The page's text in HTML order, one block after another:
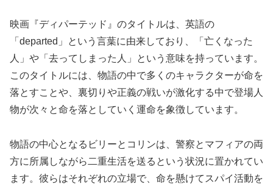
映画『ディパーテッド』のタイトルは、英語の
「departed」という言葉に由来しており、「亡くなった
人」や「去ってしまった人」という意味を持っています。
このタイトルには、物語の中で多くのキャラクターが命を
落とすことや、裏切りや正義の戦いが激化する中で登場人
物が次々と命を落としていく運命を象徴しています。
物語の中心となるビリーとコリンは、警察とマフィアの両
方に所属しながら二重生活を送るという状況に置かれてい
ます。彼らはそれぞれの立場で、命を懸けてスパイ活動を